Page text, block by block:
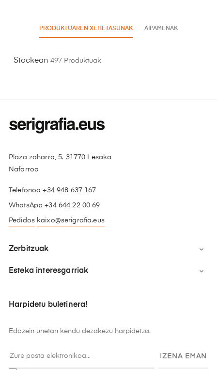
PRODUKTUAREN XEHETASUNAK AIPAMENAK
Stockean 497 Produktuak
Plaza zaharra, 5. 31770 Lesaka
Nafarroa
Telefonoa +34 948 637 167
WhatsApp +34 644 22 00 69
Pedidos kaixo@serigrafia.eus
Zerbitzuak 
Esteka interesgarriak 
Harpidetu buletinera!
Edozein unetan kendu dezakezu harpidetza.
IZENA EMAN